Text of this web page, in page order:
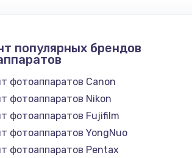
популярных брендов
фотоаппаратов Canon
фотоаппаратов Nikon
фотоаппаратов Fujifilm
фотоаппаратов YongNuo
фотоаппаратов Pentax